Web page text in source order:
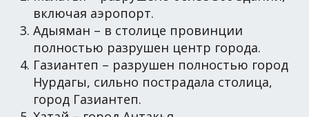
включая аэропорт.
Адыяман – в столице провинции
полностью разрушен центр города.
Газиантеп – разрушен полностью город
Нурдагы, сильно пострадала столица,
город Газиантеп.